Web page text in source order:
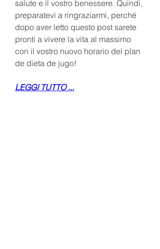
salute e il vostro benessere. Quindi,
preparatevi a ringraziarmi, perché
dopo aver letto questo post sarete
pronti a vivere la vita al massimo
con il vostro nuovo horario del plan
de dieta de jugo!
LEGGI TUTTO ...